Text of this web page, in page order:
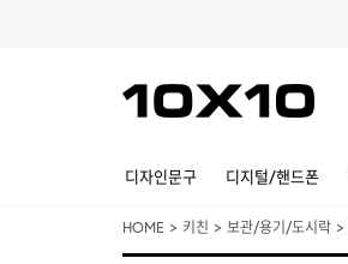
디자인문구 디지털/핸드폰
HOME > 키친 > 보관/용기/도시락 >